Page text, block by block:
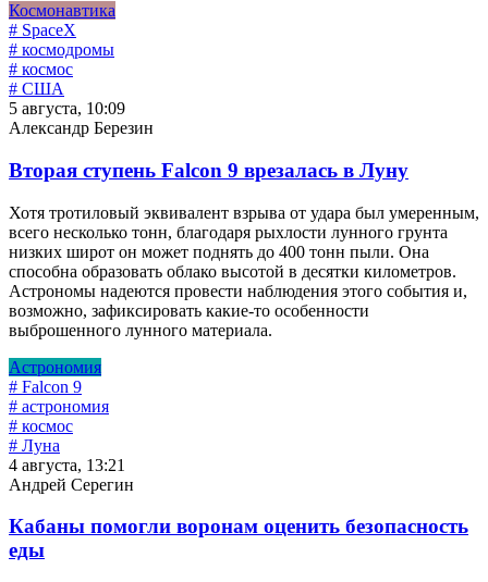
Космонавтика
# SpaceX
# космодромы
# космос
# США
5 августа, 10:09
Александр Березин
Вторая ступень Falcon 9 врезалась в Луну
Хотя тротиловый эквивалент взрыва от удара был умеренным,
всего несколько тонн, благодаря рыхлости лунного грунта
низких широт он может поднять до 400 тонн пыли. Она
способна образовать облако высотой в десятки километров.
Астрономы надеются провести наблюдения этого события и,
возможно, зафиксировать какие-то особенности
выброшенного лунного материала.
Астрономия
# Falcon 9
# астрономия
# космос
# Луна
4 августа, 13:21
Андрей Серегин
Кабаны помогли воронам оценить безопасность
еды